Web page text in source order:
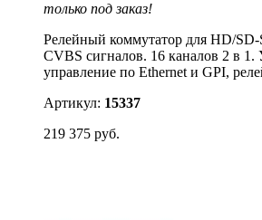
только под заказ!
Релейный коммутатор для HD/
CVBS сигналов. 16 каналов 2 в 1.
управление по Ethernet и GPI,
Артикул: 15337
219 375 руб.